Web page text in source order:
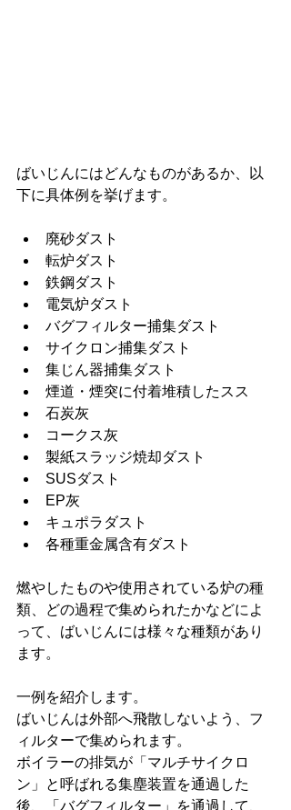
ばいじんにはどんなものがあるか、以
下に具体例を挙げます。
廃砂ダスト
転炉ダスト
鉄鋼ダスト
電気炉ダスト
バグフィルター捕集ダスト
サイクロン捕集ダスト
集じん器捕集ダスト
煙道・煙突に付着堆積したスス
石炭灰
コークス灰
製紙スラッジ焼却ダスト
SUSダスト
EP灰
キュポラダスト
各種重金属含有ダスト
燃やしたものや使用されている炉の種
類、どの過程で集められたかなどによ
って、ばいじんには様々な種類があり
ます。
一例を紹介します。
ばいじんは外部へ飛散しないよう、フ
ィルターで集められます。
ボイラーの排気が「マルチサイクロ
ン」と呼ばれる集塵装置を通過した
後、「バグフィルター」を通過して、